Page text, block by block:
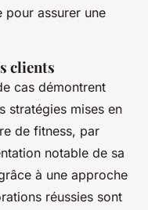
pour assurer une
clients
cas démontrent
stratégies mises en
de fitness, par
notable de sa
à une approche
réussies sont